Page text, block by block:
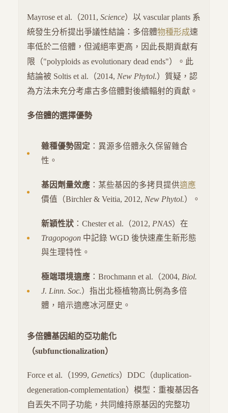
Mayrose et al.（2011, Science）以 vascular plants 系
統發生分析提出爭議性結論：多倍體物種形成速
率低於二倍體，但滅絕率更高，因此長期貢獻有
限（"polyploids as evolutionary dead ends"）。此
結論被 Soltis et al.（2014, New Phytol.）質疑，認
為方法未充分考慮古多倍體對後續輻射的貢獻。
多倍體的選擇優勢
雜種優勢固定 ：異源多倍體永久保留雜合
性。
基因劑量效應 ：某些基因的多拷貝提供適應
價值（Birchler & Veitia, 2012, New Phytol.）。
新穎性狀 ：Chester et al.（2012, PNAS）在
Tragopogon 中記錄 WGD 後快速產生新形態
與生理特性。
極端環境適應 ：Brochmann et al.（2004, Biol.
J. Linn. Soc.）指出北極植物高比例為多倍
體，暗示適應冰河歷史。
多倍體基因組的亞功能化
（subfunctionalization）
Force et al.（1999, Genetics）DDC（duplication-
degeneration-complementation）模型：重複基因各
自丟失不同子功能，共同維持原基因的完整功